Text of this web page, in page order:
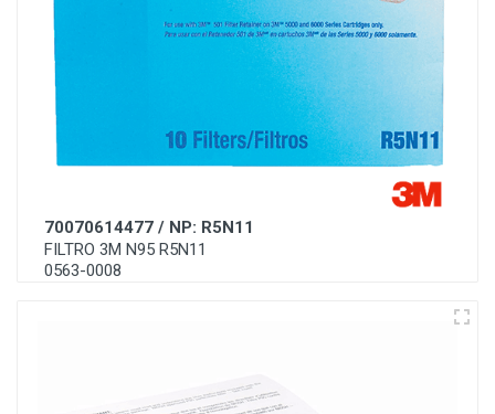
70070614477 / NP: R5N11
FILTRO 3M N95 R5N11
0563-0008